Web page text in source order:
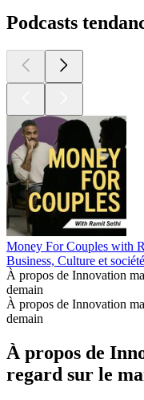
Podcasts
Money For Couples with
Business, Culture et
À propos de Innovation
demain
À propos de Innovation
demain
À propos de
regard sur le